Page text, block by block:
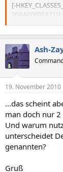
[-
00AA0060FA31}]
[-
[-
[-
[-
[-
1dfdb7ee92af}]
[-
444553540000}]
Ash-
19. November 2010
...das scheint
man doch nur 2
Und warum
unterscheidet
genannten?
Gruß